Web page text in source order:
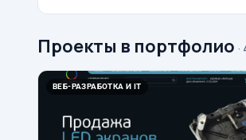
Проекты в портфолио ·
ВЕБ-РАЗРАБОТКА И IT